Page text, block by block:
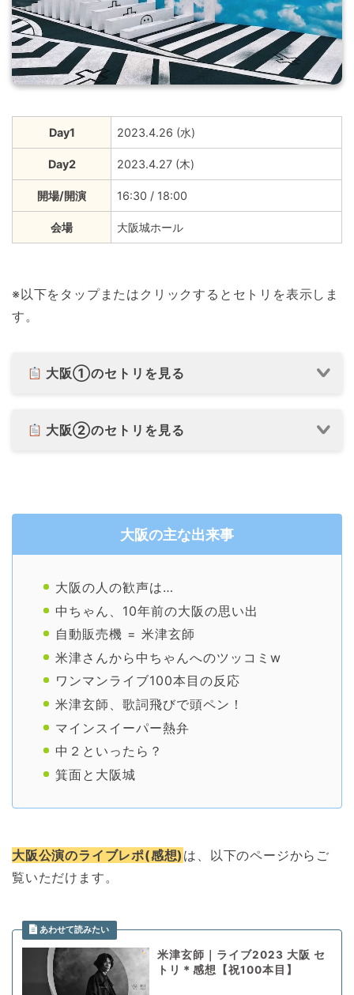
Day1 2023.4.26 (水)
Day2 2023.4.27 (木)
開場/開演 16:30 / 18:00
会場 大阪城ホール
※以下をタップまたはクリックするとセトリを表示しま
す。
大阪①のセトリを見る
大阪②のセトリを見る
大阪の主な出来事
大阪の人の歓声は…
中ちゃん、10年前の大阪の思い出
自動販売機 = 米津玄師
米津さんから中ちゃんへのツッコミw
ワンマンライブ100本目の反応
米津玄師、歌詞飛びで頭ペン！
マインスイーパー熱弁
中２といったら？
箕面と大阪城
大阪公演のライブレポ(感想) は、以下のページからご
覧いただけます。
米津玄師｜ライブ2023 大阪 セ
トリ＊感想【祝100本目】